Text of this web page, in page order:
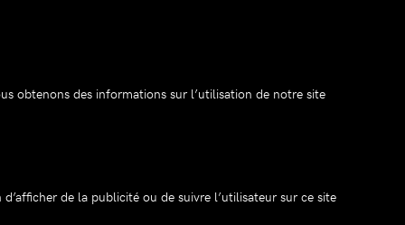
obtenons des informations sur l’utilisation de notre site
de la publicité ou de suivre l’utilisateur sur ce site